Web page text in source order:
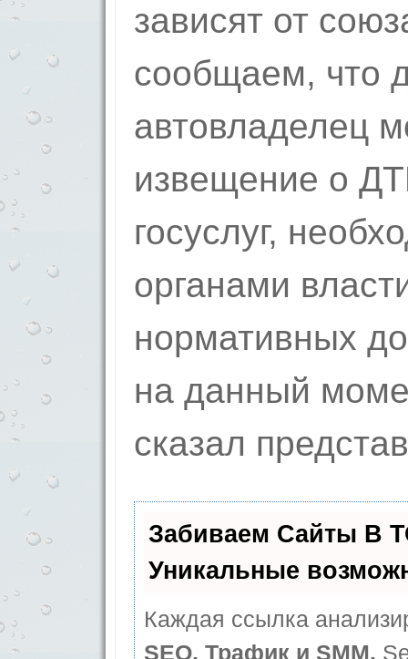
зависят от
сообщаем, что
автовладелец
извещение о
госуслуг,
органами
нормативных
на данный
сказал
Забиваем Сайты В
Уникальные
Каждая ссылка
SEO, Трафик и SMM.